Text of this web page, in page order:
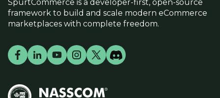
SpurtCommerce is a developer-first, open-source
framework to build and scale modern eCommerce
marketplaces with complete freedom.